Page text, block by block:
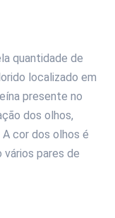
quantidade de
localizado em
presente no
dos olhos,
cor dos olhos é
pares de